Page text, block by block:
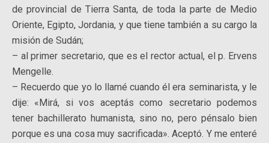
de provincial de Tierra Santa, de toda la parte de Medio
Oriente, Egipto, Jordania, y que tiene también a su cargo la
misión de Sudán;
– al primer secretario, que es el rector actual, el p. Ervens
Mengelle.
– Recuerdo que yo lo llamé cuando él era seminarista, y le
dije: «Mirá, si vos aceptás como secretario podemos
tener bachillerato humanista, sino no, pero pénsalo bien
porque es una cosa muy sacrificada». Aceptó. Y me enteré